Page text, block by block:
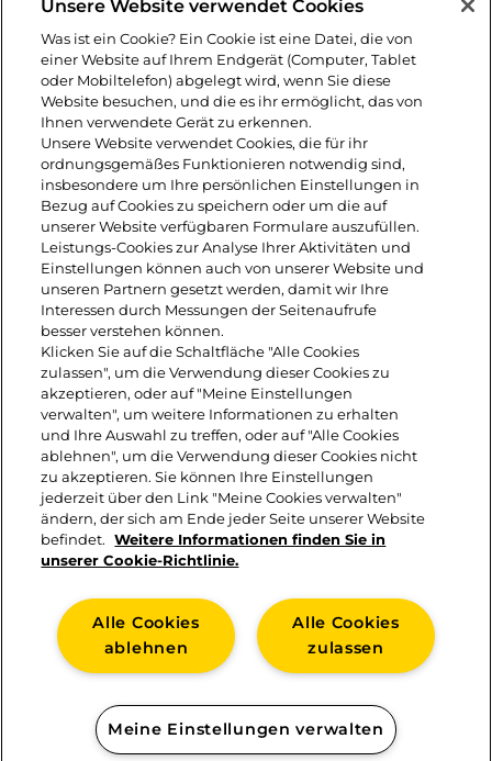
Scheiben entrinden, zwischen Folie
flach ausrollen und mit je einem
Teelöffel Sandwichcreme bestreichen.
2. Leerdammer® Caractère in schmale
Scheiben hobeln, darüber verteilen
und mit Pfeffer bestreuen. Erdbeeren
putzen, waschen, in Scheiben
schneiden und darauf legen. Mit der
Zitronenmelisse garnieren.
4. Toastscheiben bzw. Tramezzini
Scheiben zusammenrollen.
KONTAKT
IMPRESSUM
Unsere Website verwendet Cookies
Was ist ein Cookie? Ein Cookie ist eine Datei, die von
einer Website auf Ihrem Endgerät (Computer, Tablet
oder Mobiltelefon) abgelegt wird, wenn Sie diese
Website besuchen, und die es ihr ermöglicht, das von
Ihnen verwendete Gerät zu erkennen.
Unsere Website verwendet Cookies, die für ihr
ordnungsgemäßes Funktionieren notwendig sind,
insbesondere um Ihre persönlichen Einstellungen in
Bezug auf Cookies zu speichern oder um die auf
unserer Website verfügbaren Formulare auszufüllen.
Leistungs-Cookies zur Analyse Ihrer Aktivitäten und
Einstellungen können auch von unserer Website und
unseren Partnern gesetzt werden, damit wir Ihre
Interessen durch Messungen der Seitenaufrufe
besser verstehen können.
Klicken Sie auf die Schaltfläche "Alle Cookies
zulassen", um die Verwendung dieser Cookies zu
akzeptieren, oder auf "Meine Einstellungen
verwalten", um weitere Informationen zu erhalten
und Ihre Auswahl zu treffen, oder auf "Alle Cookies
ablehnen", um die Verwendung dieser Cookies nicht
zu akzeptieren. Sie können Ihre Einstellungen
jederzeit über den Link "Meine Cookies verwalten"
ändern, der sich am Ende jeder Seite unserer Website
befindet. Weitere Informationen finden Sie in
unserer Cookie-Richtlinie.
Alle Cookies
zulassen
Alle Cookies
ablehnen
Meine Einstellungen verwalten